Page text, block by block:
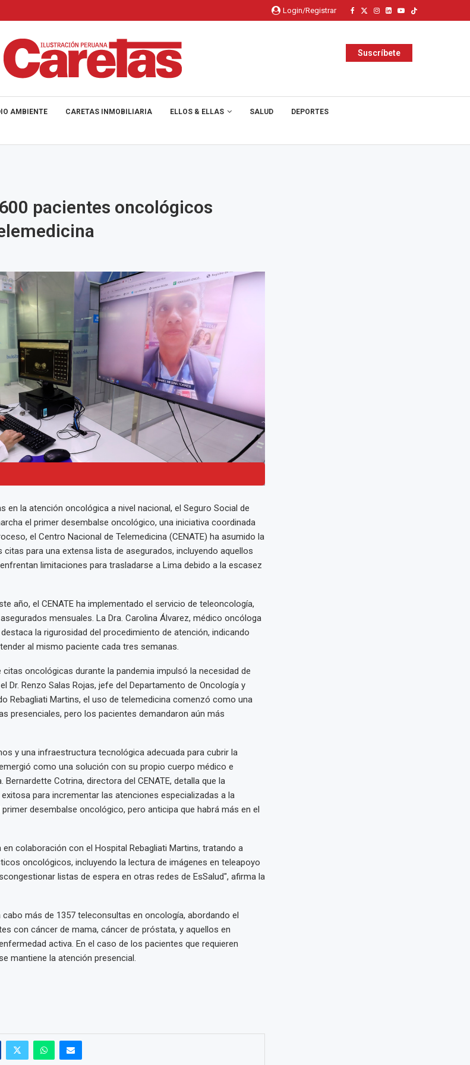
Login/Registrar
Suscríbete
AMBIENTE CARETAS INMOBILIARIA ELLOS & ELLAS SALUD DEPORTES
pacientes oncológicos
en la atención oncológica a nivel nacional, el Seguro Social de
el primer desembalse oncológico, una iniciativa coordinada
el Centro Nacional de Telemedicina (CENATE) ha asumido la
para una extensa lista de asegurados, incluyendo aquellos
limitaciones para trasladarse a Lima debido a la escasez
año, el CENATE ha implementado el servicio de teleoncología,
mensuales. La Dra. Carolina Álvarez, médico oncóloga
la rigurosidad del procedimiento de atención, indicando
al mismo paciente cada tres semanas.
citas oncológicas durante la pandemia impulsó la necesidad de
Dr. Renzo Salas Rojas, jefe del Departamento de Oncología y
Rebagliati Martins, el uso de telemedicina comenzó como una
presenciales, pero los pacientes demandaron aún más
y una infraestructura tecnológica adecuada para cubrir la
como una solución con su propio cuerpo médico e
Bernardette Cotrina, directora del CENATE, detalla que la
para incrementar las atenciones especializadas a la
desembalse oncológico, pero anticipa que habrá más en el
colaboración con el Hospital Rebagliati Martins, tratando a
oncológicos, incluyendo la lectura de imágenes en teleapoyo
listas de espera en otras redes de EsSalud", afirma la
más de 1357 teleconsultas en oncología, abordando el
con cáncer de mama, cáncer de próstata, y aquellos en
activa. En el caso de los pacientes que requieren
mantiene la atención presencial.